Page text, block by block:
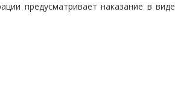
предусматривает наказание в виде